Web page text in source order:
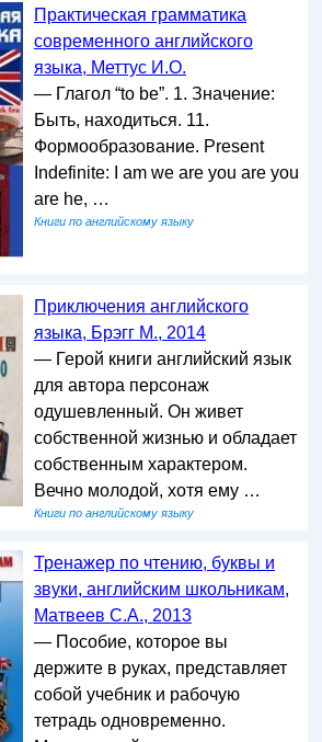
Практическая грамматика
современного английского
языка, Меттус И.О.
— Глагол “to be”. 1. Значение:
Быть, находиться. 11.
Формообразование. Present
Indefinite: I am we are you are you
are he, …
Книги по английскому языку
Приключения английского
языка, Брэгг М., 2014
— Герой книги английский язык
для автора персонаж
одушевленный. Он живет
собственной жизнью и обладает
собственным характером.
Вечно молодой, хотя ему …
Книги по английскому языку
Тренажер по чтению, буквы и
звуки, английским школьникам,
Матвеев С.А., 2013
— Пособие, которое вы
держите в руках, представляет
собой учебник и рабочую
тетрадь одновременно.